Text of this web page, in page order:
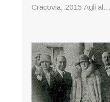
Cracovia, 2015 Agli al...